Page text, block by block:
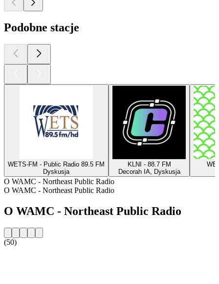
Podobne stacje
WETS-FM - Public Radio 89.5 FM
Dyskusja
KLNI - 88.7 FM
Decorah IA, Dyskusja
O WAMC - Northeast Public Radio
O WAMC - Northeast Public Radio
O WAMC - Northeast Public Radio
(50)